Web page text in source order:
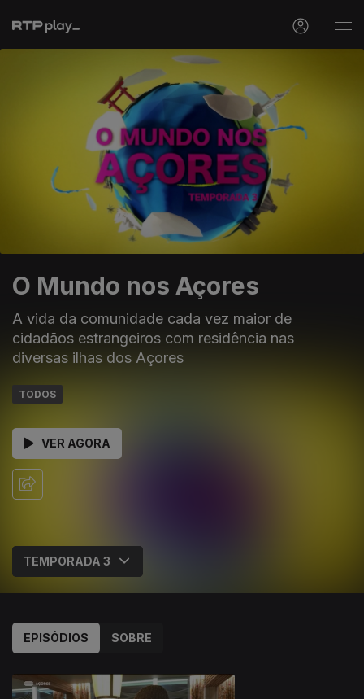
O Mundo nos Açores
A vida da comunidade cada vez maior de
cidadãos estrangeiros com residência nas
diversas ilhas dos Açores
TODOS
VER AGORA
EPISÓDIOS SOBRE